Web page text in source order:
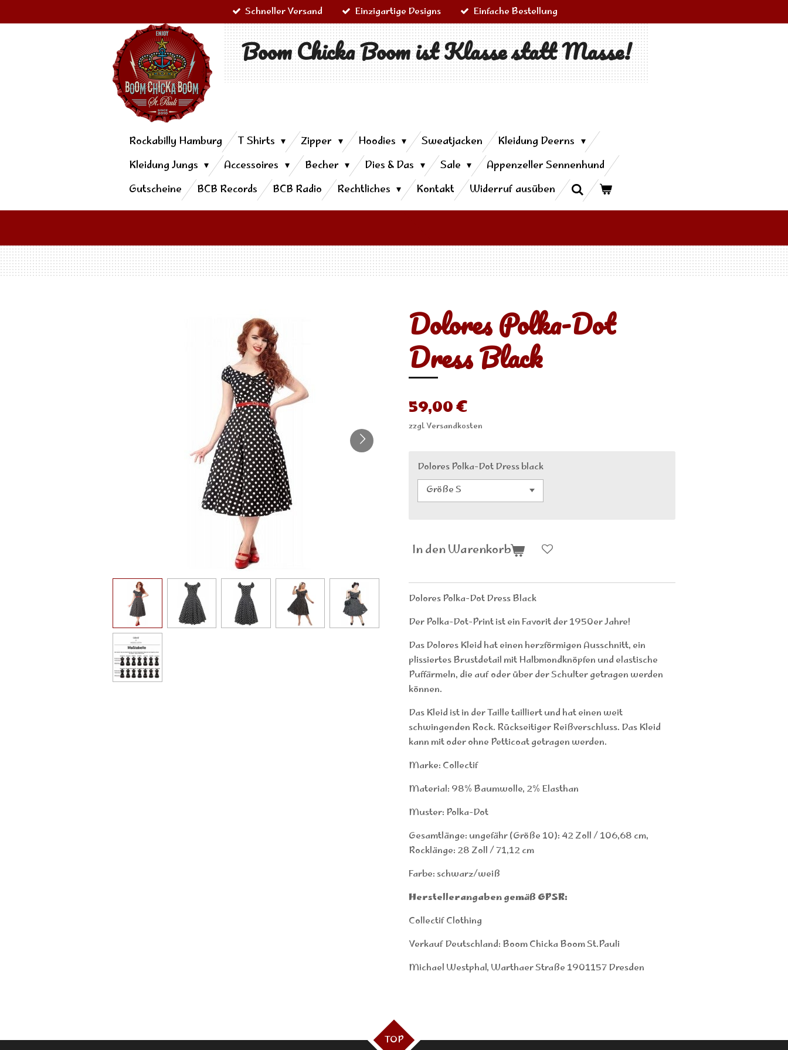
Schneller Versand Einzigartige Designs Einfache Bestellung
Boom Chicka Boom ist Klasse statt Masse!
Rockabilly Hamburg T Shirts Zipper Hoodies Sweatjacken
Kleidung Deerns
Kleidung Jungs
Accessoires Becher Dies & Das Sale
Appenzeller Sennenhund
Gutscheine
BCB Records BCB Radio Rechtliches Kontakt Widerruf ausüben
Dolores Polka-Dot
Dress Black
59,00 €
zzgl. Versandkosten
Dolores Polka-Dot Dress black
In den Warenkorb
Dolores Polka-Dot Dress Black
Der Polka-Dot-Print ist ein Favorit der 1950er Jahre!
Das Dolores Kleid hat einen herzförmigen Ausschnitt, ein
plissiertes Brustdetail mit Halbmondknöpfen und elastische
Puffärmeln, die auf oder über der Schulter getragen werden
können.
Das Kleid ist in der Taille tailliert und hat einen weit
schwingenden Rock. Rückseitiger Reißverschluss. Das Kleid
kann mit oder ohne Petticoat getragen werden.
Marke: Collectif
Material: 98% Baumwolle, 2% Elasthan
Muster: Polka-Dot
Gesamtlänge: ungefähr (Größe 10): 42 Zoll / 106,68 cm,
Rocklänge: 28 Zoll / 71,12 cm
Farbe: schwarz/weiß
Herstellerangaben gemäß GPSR:
Collectif Clothing
Verkauf Deutschland: Boom Chicka Boom St.Pauli
Michael Westphal, Warthaer Straße 1901157 Dresden
TOP